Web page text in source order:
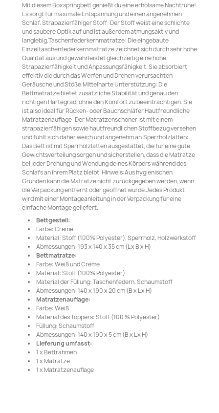
Mit diesem Boxspringbett genießt du eine erholsame Nachtruhe!
Es sorgt für maximale Entspannung und einen angenehmen
Schlaf. Strapazierfähiger Stoff: Der Stoff weist eine schlichte
und saubere Optik auf und ist außerdem atmungsaktiv und
langlebig.Taschenfederkernmatratze: Die eingebaute
Einzeltaschenfederkernmatratze zeichnet sich durch sehr hohe
Qualität aus und gewährleistet gleichzeitig eine hohe
Strapazierfähigkeit und Anpassungsfähigkeit. Sie absorbiert
effektiv die durch das Werfen und Drehen verursachten
Geräusche und Stöße.Mittelharte Unterstützung: Die
Bettmatratze bietet zusätzliche Stabilität und genau den
richtigen Härtegrad, ohne den Komfort zu beeinträchtigen. Sie
ist also ideal für Rücken- oder Bauchschläfer.Hautfreundliche
Matratzenauflage: Der Matratzenschoner ist mit einem
strapazierfähigen sowie hautfreundlichen Stoffbezug versehen
und fühlt sich daher weich und angenehm an.Sperrholzlatten:
Das Bett ist mit Sperrholzlatten ausgestattet, die für eine gute
Gewichtsverteilung sorgen und sicherstellen, dass die Matratze
bei jeder Drehung und Wendung deines Körpers während des
Schlafs an ihrem Platz bleibt. Hinweis:Aus hygienischen
Gründen kann die Matratze nicht zurückgegeben werden, wenn
die Verpackung entfernt oder geöffnet wurde.Jedes Produkt
wird mit einer Montageanleitung in der Verpackung für eine
einfache Montage geliefert.
Bettgestell:
Farbe: Creme
Material: Stoff (100% Polyester), Sperrholz, Holzwerkstoff
Abmessungen: 193 x 140 x 35 cm (L x B x H)
Bettmatratze:
Farbe: Weiß und Creme
Material: Stoff (100% Polyester)
Material der Füllung: Taschenfedern, Schaumstoff
Abmessungen: 140 x 190 x 20 cm (B x L x H)
Matratzenauflage:
Farbe: Weiß
Material des Toppers: Stoff (100 % Polyester)
Füllung: Schaumstoff
Abmessungen: 140 x 190 x 5 cm (B x L x H)
Lieferung umfasst:
1 x Bettrahmen
1 x Matratze
1 x Matratzenauflage